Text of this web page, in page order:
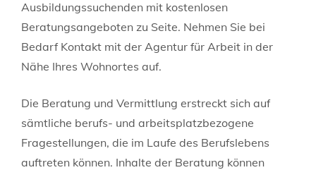
Ausbildungssuchenden mit kostenlosen
Beratungsangeboten zu Seite. Nehmen Sie bei
Bedarf Kontakt mit der Agentur für Arbeit in der
Nähe Ihres Wohnortes auf.
Die Beratung und Vermittlung erstreckt sich auf
sämtliche berufs- und arbeitsplatzbezogene
Fragestellungen, die im Laufe des Berufslebens
auftreten können. Inhalte der Beratung können